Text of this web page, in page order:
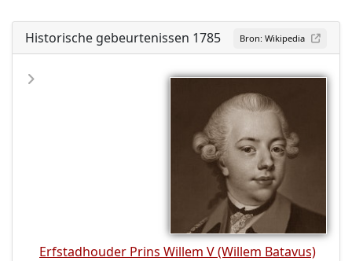
Bron: Wikipedia
Historische gebeurtenissen 1785
Erfstadhouder Prins Willem V (Willem Batavus)